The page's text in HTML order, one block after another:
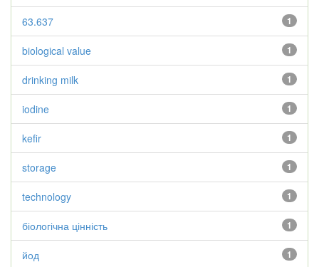
1
63.637
1
biological value
1
drinking milk
1
iodine
1
kefir
1
storage
1
technology
1
біологічна цінність
1
йод